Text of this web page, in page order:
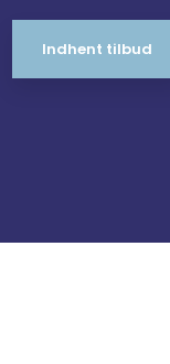
Indhent tilbud